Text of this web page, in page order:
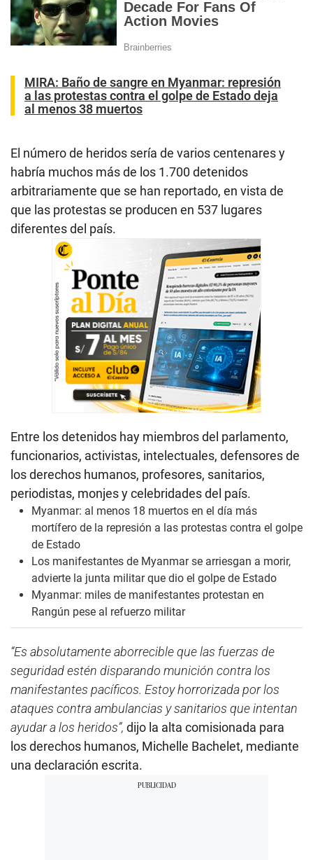
MIRA: Baño de sangre en Myanmar: represión
a las protestas contra el golpe de Estado deja
al menos 38 muertos
El número de heridos sería de varios centenares y
habría muchos más de los 1.700 detenidos
arbitrariamente que se han reportado, en vista de
que las protestas se producen en 537 lugares
diferentes del país.
Entre los detenidos hay miembros del parlamento,
funcionarios, activistas, intelectuales, defensores de
los derechos humanos, profesores, sanitarios,
periodistas, monjes y celebridades del país.
Myanmar: al menos 18 muertos en el día más
mortífero de la represión a las protestas contra el golpe
de Estado
Los manifestantes de Myanmar se arriesgan a morir,
advierte la junta militar que dio el golpe de Estado
Myanmar: miles de manifestantes protestan en
Rangún pese al refuerzo militar
“Es absolutamente aborrecible que las fuerzas de
seguridad estén disparando munición contra los
manifestantes pacíficos. Estoy horrorizada por los
ataques contra ambulancias y sanitarios que intentan
ayudar a los heridos”, dijo la alta comisionada para
los derechos humanos, Michelle Bachelet, mediante
una declaración escrita.